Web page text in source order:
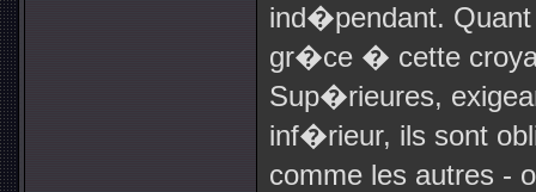
ind�pendant. Quant
gr�ce � cette
Sup�rieures,
inf�rieur, ils sont
comme les autres